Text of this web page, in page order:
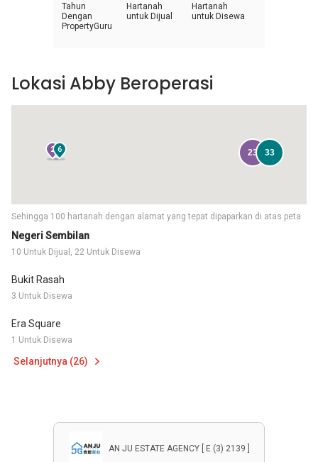
Tahun
Dengan
PropertyGuru
Hartanah
untuk Dijual
Hartanah
untuk Disewa
Negeri Sembilan
10 Untuk Dijual, 22 Untuk Disewa
Bukit Rasah
3 Untuk Disewa
Era Square
1 Untuk Disewa
Selanjutnya (26)
Sehingga 100 hartanah dengan alamat yang tepat dipaparkan di atas peta
2 6 23 33
Lokasi Abby Beroperasi
AN JU ESTATE AGENCY [ E (3) 2139 ]